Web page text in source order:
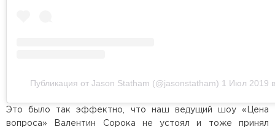
Публикация от Jason Statham (@jasonstatham) 1 Июл 2019
Это было так эффектно, что наш ведущий шоу «Цена
вопроса» Валентин Сорока не устоял и тоже принял